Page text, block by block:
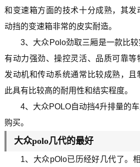
和变速箱方面的技术十分成熟，其
动挡的变速箱非常的皮实耐造。
3、大众Polo劲取三厢是一款比
有动力强劲、操控灵活、品质可靠等
发动机和传动系统通常比较成熟，且
此具有比较高的耐用性和结实程度。
4、大众POLO自动挡4升排量的
购买。
大众polo几代的最好
1、大众pOlo已历经好几代了。